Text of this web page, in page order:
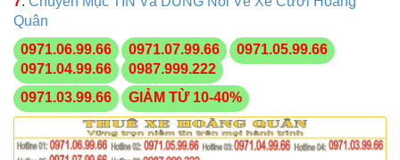
Quân
0971.06.99.66
0971.07.99.66
0971.05.99.66
0971.04.99.66
0987.999.222
0971.03.99.66
GIẢM TỪ 10-40%